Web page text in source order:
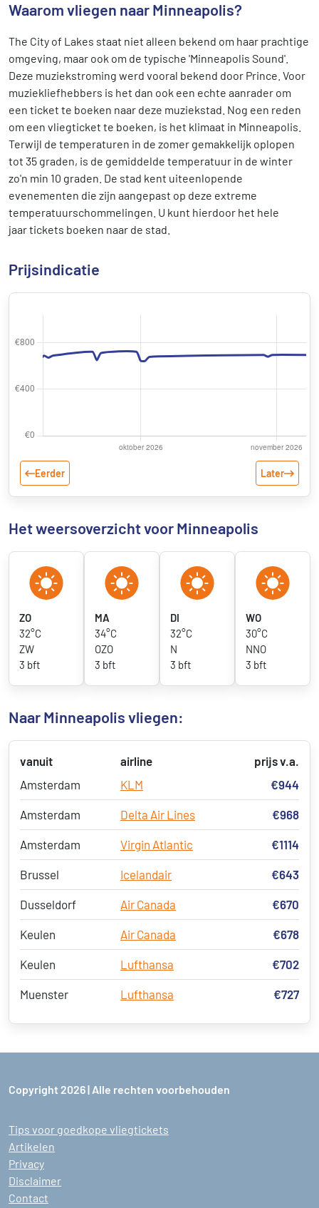
Waarom vliegen naar Minneapolis?
The City of Lakes staat niet alleen bekend om haar prachtige
omgeving, maar ook om de typische 'Minneapolis Sound'.
Deze muziekstroming werd vooral bekend door Prince. Voor
muziekliefhebbers is het dan ook een echte aanrader om
een ticket te boeken naar deze muziekstad. Nog een reden
om een vliegticket te boeken, is het klimaat in Minneapolis.
Terwijl de temperaturen in de zomer gemakkelijk oplopen
tot 35 graden, is de gemiddelde temperatuur in de winter
zo'n min 10 graden. De stad kent uiteenlopende
evenementen die zijn aangepast op deze extreme
temperatuurschommelingen. U kunt hierdoor het hele
jaar tickets boeken naar de stad.
Prijsindicatie
Eerder Later
Het weersoverzicht voor Minneapolis
ZO
32°C
ZW
3 bft
MA
34°C
OZO
3 bft
DI
32°C
N
3 bft
WO
30°C
NNO
3 bft
Naar Minneapolis vliegen:
vanuit airline
prijs v.a.
Amsterdam
KLM €944
Amsterdam Delta Air Lines €968
Amsterdam Virgin Atlantic €1114
Brussel Icelandair €643
Dusseldorf Air Canada €670
Keulen Air Canada €678
Keulen Lufthansa €702
Muenster Lufthansa €727
Copyright 2026 | Alle rechten voorbehouden
Tips voor goedkope vliegtickets
Artikelen
Privacy
Disclaimer
Contact